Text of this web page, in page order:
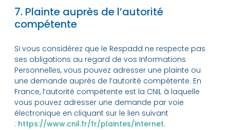
7. Plainte auprès de l’autorité
compétente
Si vous considérez que le Respadd ne respecte pas
ses obligations au regard de vos Informations
Personnelles, vous pouvez adresser une plainte ou
une demande auprès de l’autorité compétente. En
France, l’autorité compétente est la CNIL à laquelle
vous pouvez adresser une demande par voie
électronique en cliquant sur le lien suivant
: https://www.cnil.fr/fr/plaintes/internet.